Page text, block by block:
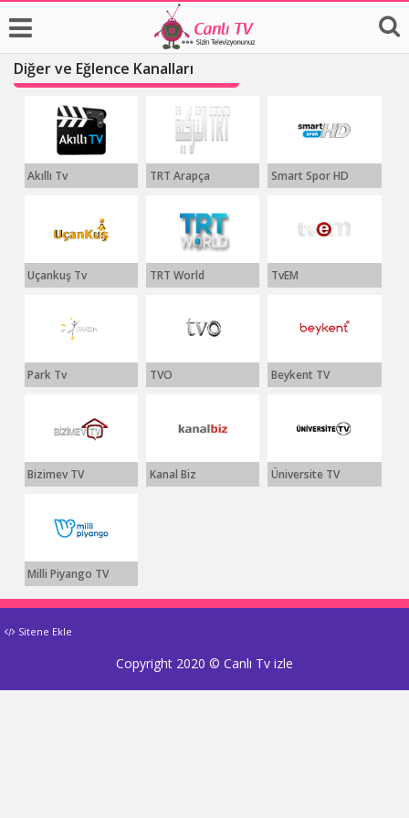
Diğer ve Eğlence Kanalları
Akıllı Tv TRT Arapça Smart Spor HD
Uçankuş Tv TRT World TvEM
Park Tv TVO Beykent TV
Bizimev TV Kanal Biz Üniversite TV
Milli Piyango TV
Sitene Ekle
Copyright 2020 © Canlı Tv izle